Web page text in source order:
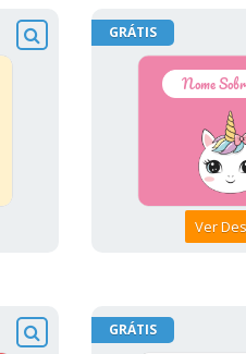
GRÁTIS
Ver
GRÁTIS